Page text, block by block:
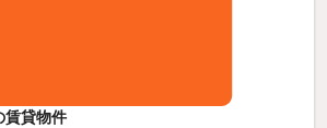
賃貸物件